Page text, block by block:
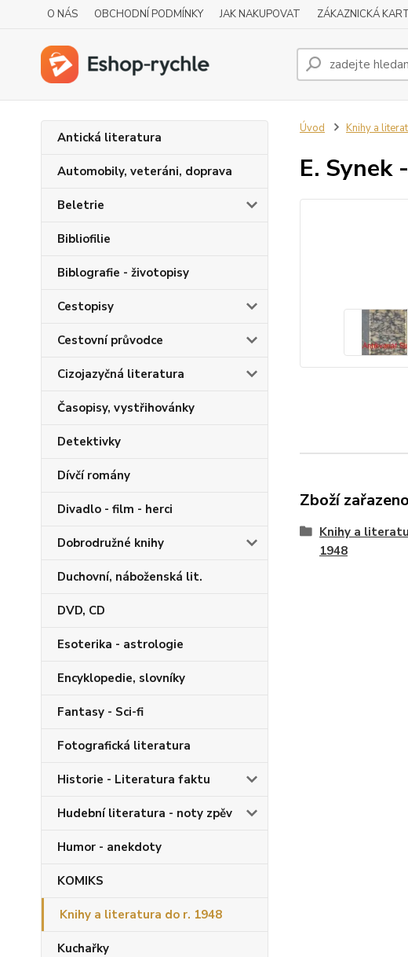
O NÁS OBCHODNÍ PODMÍNKY JAK NAKUPOVAT ZÁKAZNICKÁ
Antická literatura
Automobily, veteráni, doprava
Beletrie
Bibliofilie
Biblografie - životopisy
Cestopisy
Cestovní průvodce
Cizojazyčná literatura
Časopisy, vystřihovánky
Detektivky
Dívčí romány
Divadlo - film - herci
Dobrodružné knihy
Duchovní, náboženská lit.
DVD, CD
Esoterika - astrologie
Encyklopedie, slovníky
Fantasy - Sci-fi
Fotografická literatura
Historie - Literatura faktu
Hudební literatura - noty zpěv
Humor - anekdoty
KOMIKS
Knihy a literatura do r. 1948
Kuchařky
Úvod Knihy a
E. Synek
Zboží
Knihy a
1948